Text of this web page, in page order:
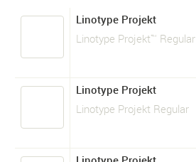
Linotype Projekt
Linotype Projekt™ Regular
Linotype Projekt
Linotype Projekt Regular